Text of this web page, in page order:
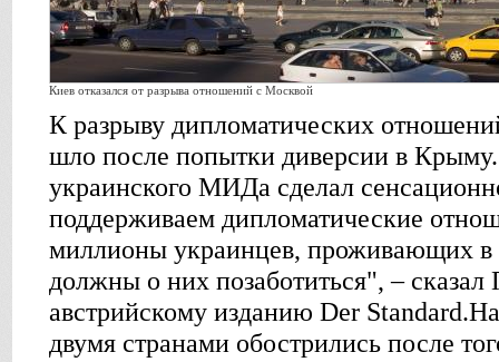
Киев отказался от разрыва отношений с Москвой
К разрыву дипломатических
шло после попытки диверсии в Крыму.
украинского МИДа сделал
поддерживаем дипломатические
миллионы украинцев, проживающих в
должны о них позаботиться", –
австрийскому изданию Der
двумя странами обострились после